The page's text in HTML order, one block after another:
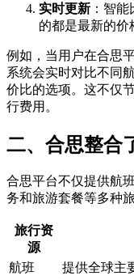
实时更新 ：智
的都是最新的价
例如，当用户在合思
系统会实时对比不同
价比的选项。这不仅
行费用。
二、合思整合
合思平台不仅提供航
务和旅游套餐等多种
旅行资
源
航班 提供全球主